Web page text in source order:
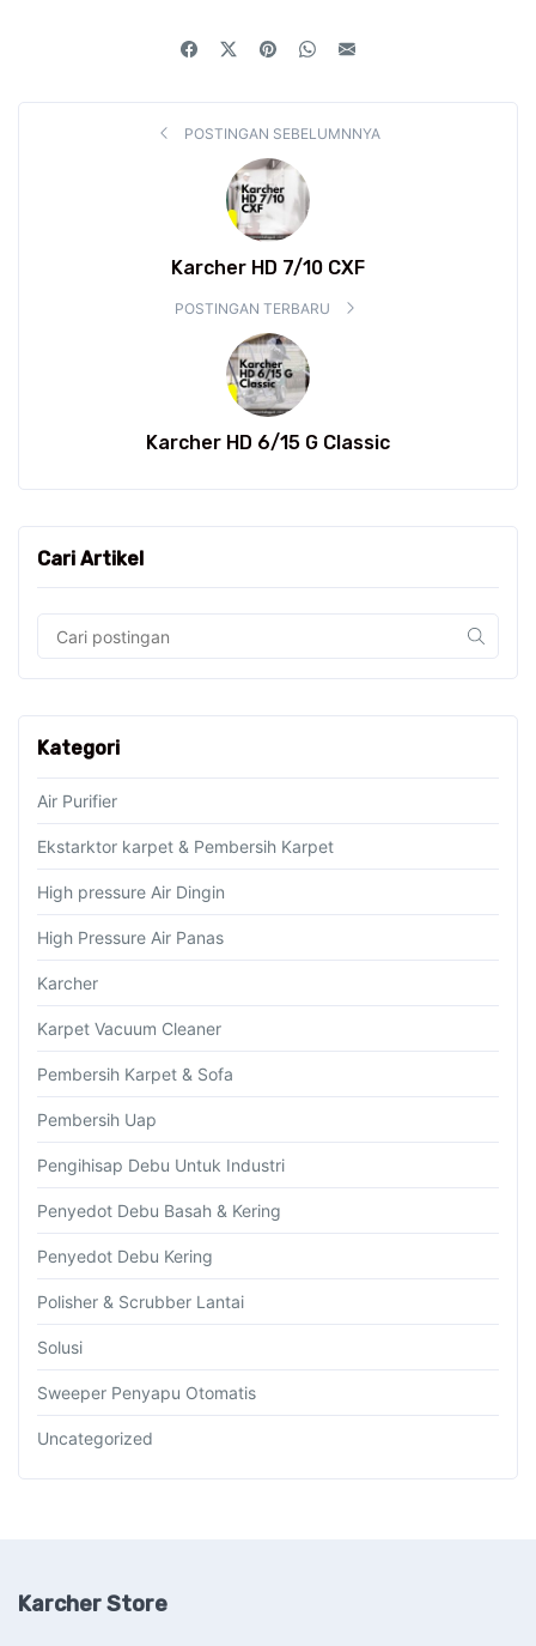
POSTINGAN SEBELUMNNYA
Karcher HD 7/10 CXF
POSTINGAN TERBARU
Karcher HD 6/15 G Classic
Cari Artikel
Kategori
Air Purifier
Ekstarktor karpet & Pembersih Karpet
High pressure Air Dingin
High Pressure Air Panas
Karcher
Karpet Vacuum Cleaner
Pembersih Karpet & Sofa
Pembersih Uap
Pengihisap Debu Untuk Industri
Penyedot Debu Basah & Kering
Penyedot Debu Kering
Polisher & Scrubber Lantai
Solusi
Sweeper Penyapu Otomatis
Uncategorized
Karcher Store